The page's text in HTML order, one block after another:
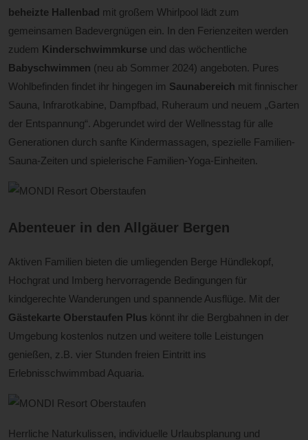
beheizte Hallenbad mit großem Whirlpool lädt zum
gemeinsamen Badevergnügen ein. In den Ferienzeiten werden
zudem Kinderschwimmkurse und das wöchentliche
Babyschwimmen (neu ab Sommer 2024) angeboten. Pures
Wohlbefinden findet ihr hingegen im Saunabereich mit finnischer
Sauna, Infrarotkabine, Dampfbad, Ruheraum und neuem „Garten
der Entspannung“. Abgerundet wird der Wellnesstag für alle
Generationen durch sanfte Kindermassagen, spezielle Familien-
Sauna-Zeiten und spielerische Familien-Yoga-Einheiten.
Abenteuer in den Allgäuer Bergen
Aktiven Familien bieten die umliegenden Berge Hündlekopf,
Hochgrat und Imberg hervorragende Bedingungen für
kindgerechte Wanderungen und spannende Ausflüge. Mit der
Gästekarte Oberstaufen Plus könnt ihr die Bergbahnen in der
Umgebung kostenlos nutzen und weitere tolle Leistungen
genießen, z.B. vier Stunden freien Eintritt ins
Erlebnisschwimmbad Aquaria.
Herrliche Naturkulissen, individuelle Urlaubsplanung und